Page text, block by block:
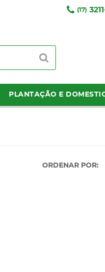
(17)
PLANTAÇÃO E
ORDENAR POR